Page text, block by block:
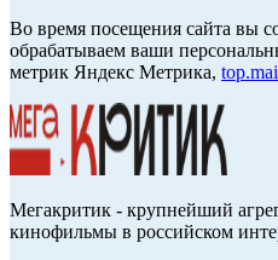
Во время посещения сайта вы
обрабатываем ваши
метрик Яндекс Метрика,
Мегакритик - крупнейший
кинофильмы в российском